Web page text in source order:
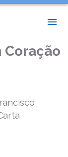
Coração